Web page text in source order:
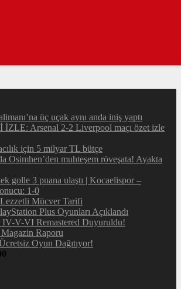
üç uçak aynı anda iniş yaptı
Arsenal 2-2 Liverpool maçı özet izle
için 5 milyar TL bütçe
Osimhen’den muhteşem röveşata! Ayakta
golle 3 puana ulaştı | Kocaelispor –
1-0
Mücver Tarifi
Plus Oyunları Açıklandı
IV-V-VI Remastered Duyuruldu!
Raporu
Oyun Dağıtıyor!